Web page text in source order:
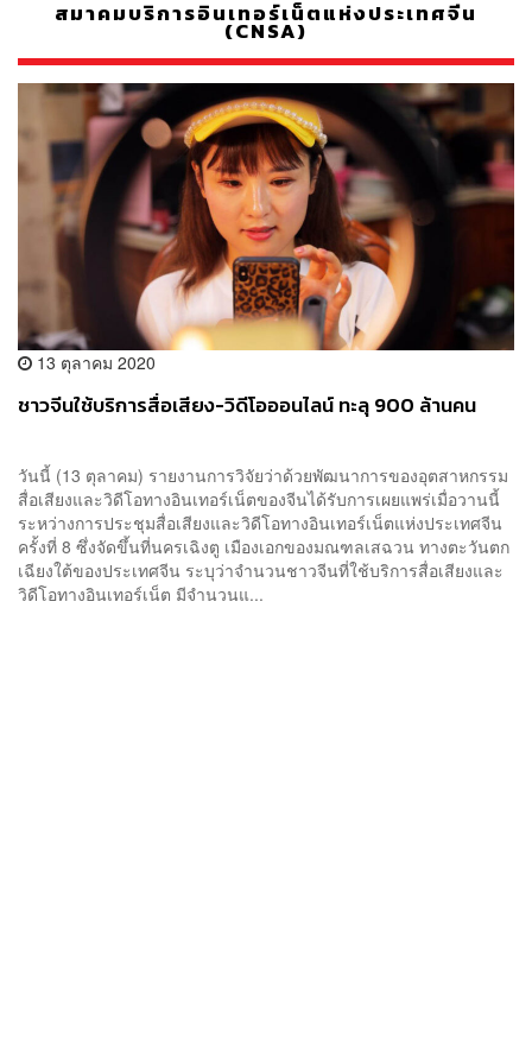
สมาคมบริการอินเทอร์เน็ตแห่งประเทศจีน
(CNSA)
13 ตุลาคม 2020
ชาวจีนใช้บริการสื่อเสียง-วิดีโอออนไลน์ ทะลุ 900 ล้านคน
วันนี้ (13 ตุลาคม) รายงานการวิจัยว่าด้วยพัฒนาการของอุตสาหกรรม
สื่อเสียงและวิดีโอทางอินเทอร์เน็ตของจีนได้รับการเผยแพร่เมื่อวานนี้
ระหว่างการประชุมสื่อเสียงและวิดีโอทางอินเทอร์เน็ตแห่งประเทศจีน
ครั้งที่ 8 ซึ่งจัดขึ้นที่นครเฉิงตู เมืองเอกของมณฑลเสฉวน ทางตะวันตก
เฉียงใต้ของประเทศจีน ระบุว่าจำนวนชาวจีนที่ใช้บริการสื่อเสียงและ
วิดีโอทางอินเทอร์เน็ต มีจำนวนแ...